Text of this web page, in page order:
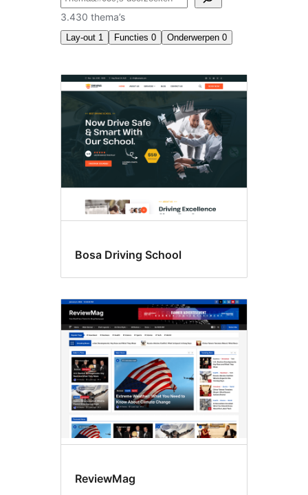
3.430 thema’s
Lay-out 1 Functies 0 Onderwerpen 0
Brede
Bosa Driving School
ReviewMag